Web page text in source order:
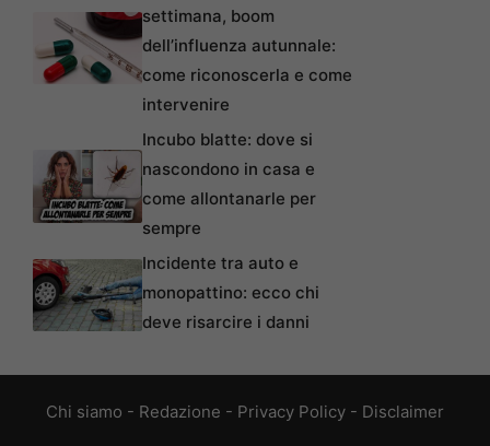
settimana, boom
dell’influenza autunnale:
come riconoscerla e come
intervenire
Incubo blatte: dove si
nascondono in casa e
come allontanarle per
sempre
Incidente tra auto e
monopattino: ecco chi
deve risarcire i danni
Chi siamo - Redazione - Privacy Policy - Disclaimer